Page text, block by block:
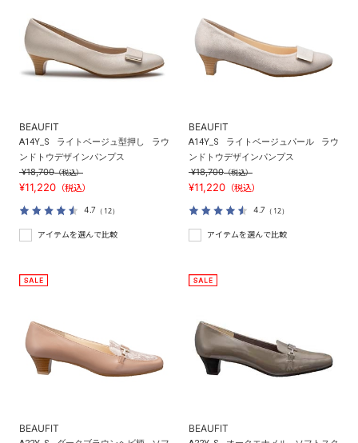
BEAUFIT
A14Y_S ライトベージュ型押し
ラウ
ンドトウデザインパンプス
¥18,700（税込）
¥11,220 （税込）
4.7 （12）
アイテムを選んで比較
BEAUFIT
A14Y_S ライトベージュパール
ラウ
ンドトウデザインパンプス
¥18,700（税込）
¥11,220 （税込）
4.7 （12）
アイテムを選んで比較
BEAUFIT BEAUFIT